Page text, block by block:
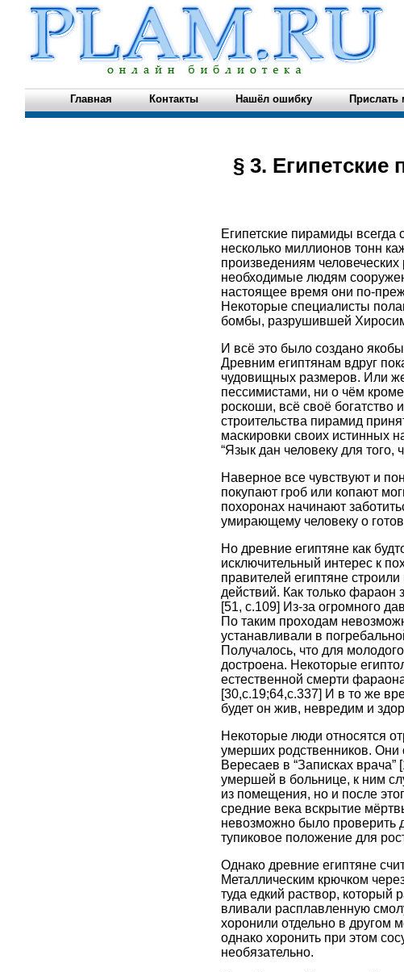
Главная Контакты Нашёл ошибку Прислать
§ 3.
Египетские пирамиды всегда
несколько миллионов тонн
произведениям
необходимые людям
настоящее время они по-
Некоторые специалисты
бомбы, разрушившей
И всё это было создано
Древним египтянам вдруг
чудовищных размеров. Или
пессимистами, ни о чём
роскоши, всё своё богатство
строительства пирамид
маскировки своих истинных
“Язык дан человеку для того,
Наверное все чувствуют и
покупают гроб или копают
похоронах начинают
умирающему человеку о
Но древние египтяне как
исключительный интерес к
правителей египтяне
действий. Как только фараон
[51, c.109] Из-за огромного
По таким проходам
устанавливали в
Получалось, что для
достроена. Некоторые
естественной смерти
[30,c.19;64,c.337] И в то же
будет он жив, невредим и
Некоторые люди относятся
умерших родственников.
Вересаев в “Записках
умершей в больнице, к ним
из помещения, но и после
средние века вскрытие
невозможно было проверить
тупиковое положение для
Однако древние египтяне
Металлическим крючком
туда едкий раствор, который
вливали расплавленную
хоронили отдельно в другом
однако хоронить при этом
необязательно.